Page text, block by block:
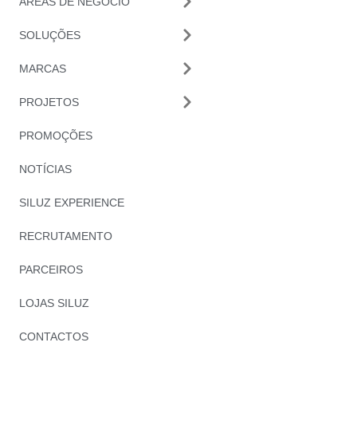
SOLUÇÕES
MARCAS
PROJETOS
PROMOÇÕES
NOTÍCIAS
SILUZ EXPERIENCE
RECRUTAMENTO
PARCEIROS
LOJAS SILUZ
CONTACTOS